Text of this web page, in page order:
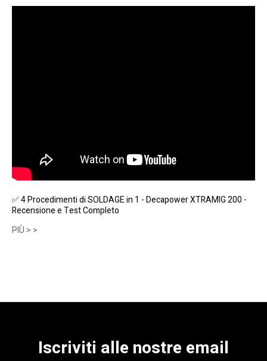
✅ 4 Procedimenti di SOLDAGE in 1 - Decapower XTRAMIG 200 -
Recensione e Test Completo
PIÙ > >
Iscriviti alle nostre email